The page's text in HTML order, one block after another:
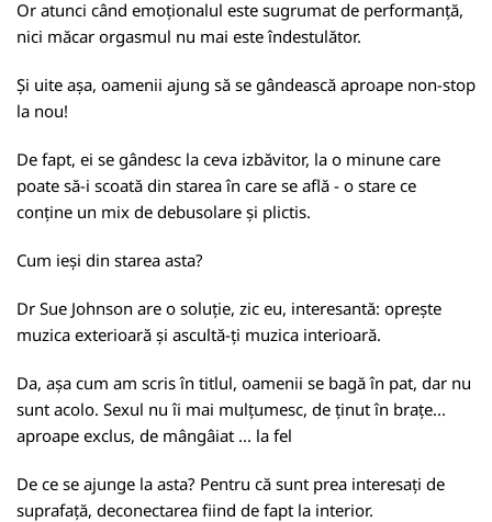
Or atunci când emoționalul este sugrumat de performanță,
nici măcar orgasmul nu mai este îndestulător.
Și uite așa, oamenii ajung să se gândească aproape non-stop
la nou!
De fapt, ei se gândesc la ceva izbăvitor, la o minune care
poate să-i scoată din starea în care se află - o stare ce
conține un mix de debusolare și plictis.
Cum ieși din starea asta?
Dr Sue Johnson are o soluție, zic eu, interesantă: oprește
muzica exterioară și ascultă-ți muzica interioară.
Da, așa cum am scris în titlul, oamenii se bagă în pat, dar nu
sunt acolo. Sexul nu îi mai mulțumesc, de ținut în brațe...
aproape exclus, de mângâiat ... la fel
De ce se ajunge la asta? Pentru că sunt prea interesați de
suprafață, deconectarea fiind de fapt la interior.